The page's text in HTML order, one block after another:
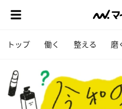
トップ 働く 整える 磨